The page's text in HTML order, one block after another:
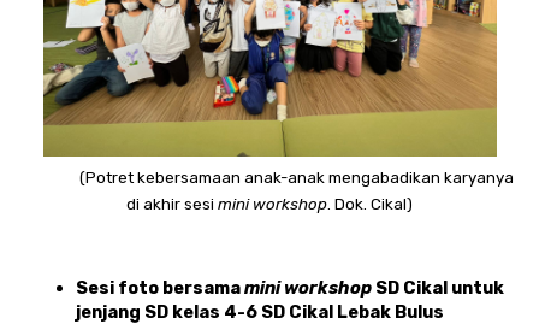
(Potret kebersamaan anak-anak mengabadikan karyanya
di akhir sesi mini workshop . Dok. Cikal)
Sesi foto bersama mini workshop SD Cikal untuk
jenjang SD kelas 4-6 SD Cikal Lebak Bulus